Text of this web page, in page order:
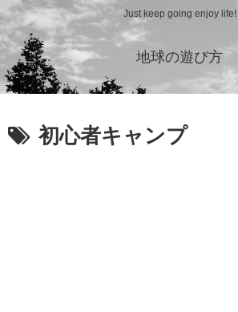
Just keep going enjoy life!
地球の遊び方
初心者キャンプ